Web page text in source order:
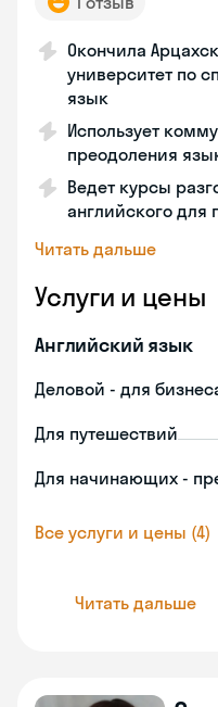
Окончила
университет по
язык
Использует
преодоления
Ведет курсы
английского для
Читать дальше
Услуги и цены
Английский язык
Деловой - для
Для путешествий
Для начинающих -
Все услуги и цены (4)
Читать дальше